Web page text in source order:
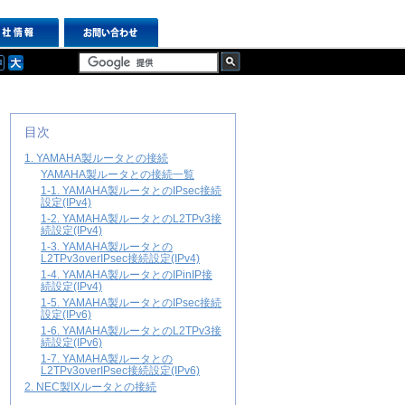
目次
1. YAMAHA製ルータとの接続
YAMAHA製ルータとの接続一覧
1-1. YAMAHA製ルータとのIPsec接続
設定(IPv4)
1-2. YAMAHA製ルータとのL2TPv3接
続設定(IPv4)
1-3. YAMAHA製ルータとの
L2TPv3overIPsec接続設定(IPv4)
1-4. YAMAHA製ルータとのIPinIP接
続設定(IPv4)
1-5. YAMAHA製ルータとのIPsec接続
設定(IPv6)
1-6. YAMAHA製ルータとのL2TPv3接
続設定(IPv6)
1-7. YAMAHA製ルータとの
L2TPv3overIPsec接続設定(IPv6)
2. NEC製IXルータとの接続